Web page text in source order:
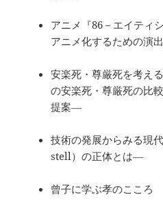
アニメ『86－エイティ
アニメ化するための演
安楽死・尊厳死を考え
の安楽死・尊厳死の比
提案―
技術の発展からみる現
stell）の正体とは―
曾子に学ぶ孝のこころ